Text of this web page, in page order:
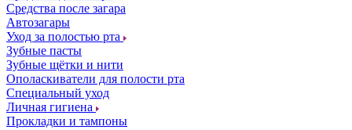
Средства после загара
Автозагары
Уход за полостью рта
Зубные пасты
Зубные щётки и нити
Ополаскиватели для полости рта
Специальный уход
Личная гигиена
Прокладки и тампоны